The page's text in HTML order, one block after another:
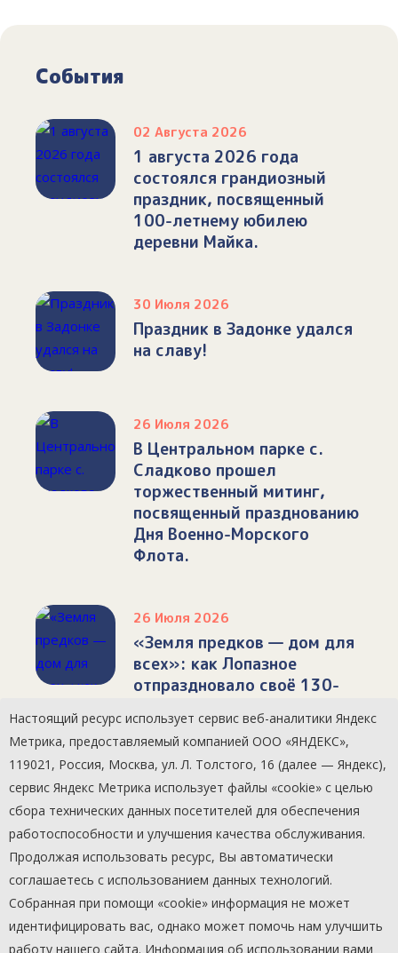
События
02 Августа 2026
1 августа 2026 года
состоялся грандиозный
праздник, посвященный
100-летнему юбилею
деревни Майка.
30 Июля 2026
Праздник в Задонке удался
на славу!
26 Июля 2026
В Центральном парке с.
Сладково прошел
торжественный митинг,
посвященный празднованию
Дня Военно-Морского
Флота.
26 Июля 2026
«Земля предков — дом для
всех»: как Лопазное
отпраздновало своё 130-
Настоящий ресурс использует сервис веб-аналитики Яндекс
Метрика, предоставляемый компанией ООО «ЯНДЕКС»,
119021, Россия, Москва, ул. Л. Толстого, 16 (далее — Яндекс),
сервис Яндекс Метрика использует файлы «cookie» с целью
сбора технических данных посетителей для обеспечения
работоспособности и улучшения качества обслуживания.
Продолжая использовать ресурс, Вы автоматически
соглашаетесь с использованием данных технологий.
Собранная при помощи «cookie» информация не может
идентифицировать вас, однако может помочь нам улучшить
работу нашего сайта. Информация об использовании вами